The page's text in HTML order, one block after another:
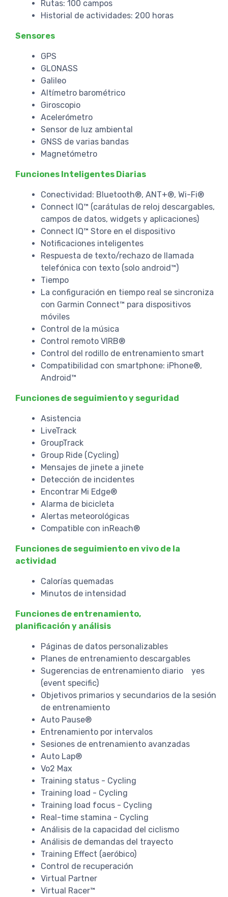
Rutas: 100 campos
Historial de actividades: 200 horas
Sensores
GPS
GLONASS
Galileo
Altímetro barométrico
Giroscopio
Acelerómetro
Sensor de luz ambiental
GNSS de varias bandas
Magnetómetro
Funciones Inteligentes Diarias
Conectividad: Bluetooth®, ANT+®, Wi-Fi®
Connect IQ™ (carátulas de reloj descargables,
campos de datos, widgets y aplicaciones)
Connect IQ™ Store en el dispositivo
Notificaciones inteligentes
Respuesta de texto/rechazo de llamada
telefónica con texto (solo android™)
Tiempo
La configuración en tiempo real se sincroniza
con Garmin Connect™ para dispositivos
móviles
Control de la música
Control remoto VIRB®
Control del rodillo de entrenamiento smart
Compatibilidad con smartphone: iPhone®,
Android™
Funciones de seguimiento y seguridad
Asistencia
LiveTrack
GroupTrack
Group Ride (Cycling)
Mensajes de jinete a jinete
Detección de incidentes
Encontrar Mi Edge®
Alarma de bicicleta
Alertas meteorológicas
Compatible con inReach®
Funciones de seguimiento en vivo de la
actividad
Calorías quemadas
Minutos de intensidad
Funciones de entrenamiento,
planificación y análisis
Páginas de datos personalizables
Planes de entrenamiento descargables
Sugerencias de entrenamiento diario yes
(event specific)
Objetivos primarios y secundarios de la sesión
de entrenamiento
Auto Pause®
Entrenamiento por intervalos
Sesiones de entrenamiento avanzadas
Auto Lap®
Vo2 Max
Training status - Cycling
Training load - Cycling
Training load focus - Cycling
Real-time stamina - Cycling
Análisis de la capacidad del ciclismo
Análisis de demandas del trayecto
Training Effect (aeróbico)
Control de recuperación
Virtual Partner
Virtual Racer™